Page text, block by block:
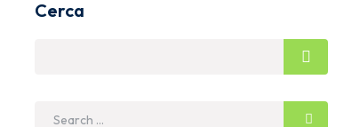
Cerca